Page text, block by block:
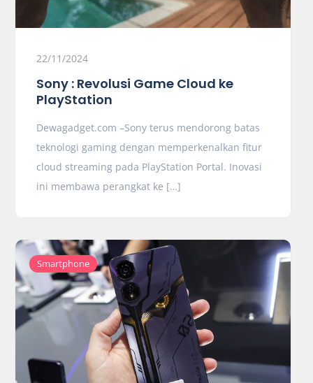
22/11/2024
Sony : Revolusi Game Cloud ke
PlayStation
Dewagadget.com –Sony terus mendorong batas
teknologi gaming dengan memperkenalkan fitur
cloud streaming pada PlayStation Portal. Inovasi
ini membawa perangkat ke […]
Smartphone